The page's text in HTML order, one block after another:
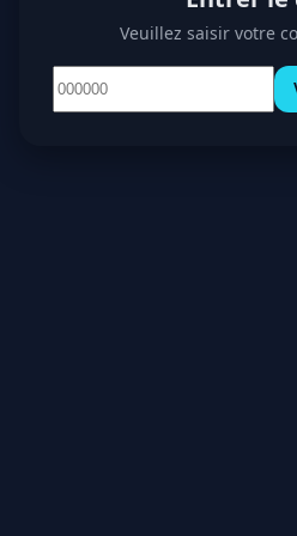
Veuillez saisir votre